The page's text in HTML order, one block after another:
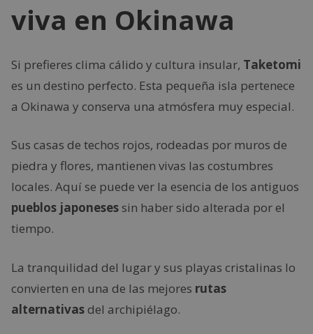
viva en Okinawa
Si prefieres clima cálido y cultura insular, Taketomi
es un destino perfecto. Esta pequeña isla pertenece
a Okinawa y conserva una atmósfera muy especial.
Sus casas de techos rojos, rodeadas por muros de
piedra y flores, mantienen vivas las costumbres
locales. Aquí se puede ver la esencia de los antiguos
pueblos japonesessin haber sido alterada por el
tiempo.
La tranquilidad del lugar y sus playas cristalinas lo
convierten en una de las mejores rutas
alternativasdel archipiélago.